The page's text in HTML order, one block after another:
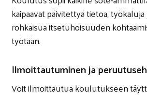
kaipaavat päivitettyä tietoa,
rohkaisua itsetuhoisuuden
työtään.
Ilmoittautuminen ja
Voit ilmoittautua koulutukseen